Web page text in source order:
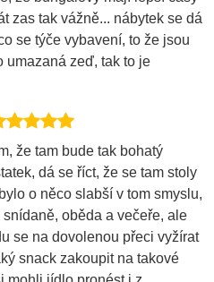
zas tak vážně... nábytek se dá
se týče vybavení, to že jsou
umazaná zeď, tak to je
že tam bude tak bohatý
dá se říct, že se tam stoly
o něco slabší v tom smyslu,
oběda a večeře, ale
se na dovolenou přeci vyžírat
snack zakoupit na takové